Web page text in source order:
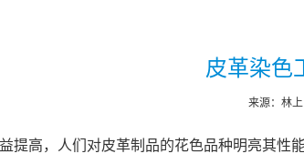
皮革染色
来源：林
提高，人们对皮革制品的花色品种明亮其